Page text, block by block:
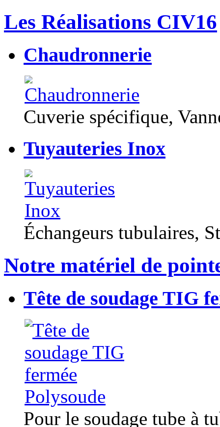
Les Réalisations CIV16
Chaudronnerie
Cuverie spécifique,
Tuyauteries Inox
Échangeurs tubulaires,
Notre matériel de
Tête de soudage TIG
Pour le soudage tube à